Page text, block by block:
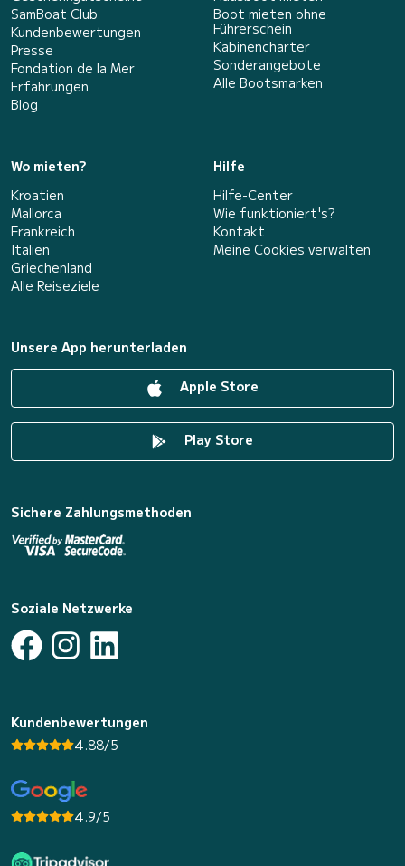
SamBoat Club
Kundenbewertungen
Presse
Fondation de la Mer
Erfahrungen
Blog
Boot mieten ohne
Führerschein
Kabinencharter
Sonderangebote
Alle Bootsmarken
Wo mieten?
Kroatien
Mallorca
Frankreich
Italien
Griechenland
Alle Reiseziele
Hilfe
Hilfe-Center
Wie funktioniert's?
Kontakt
Meine Cookies verwalten
Unsere App herunterladen
Apple Store
Play Store
Sichere Zahlungsmethoden
Soziale Netzwerke
Kundenbewertungen
4.88/5
4.9/5